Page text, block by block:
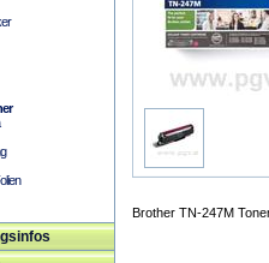
Brother TN-247M